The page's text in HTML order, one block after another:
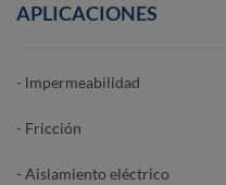
APLICACIONES
- lmpermeabilidad
- Fricción
- Aislamiento eléctrico